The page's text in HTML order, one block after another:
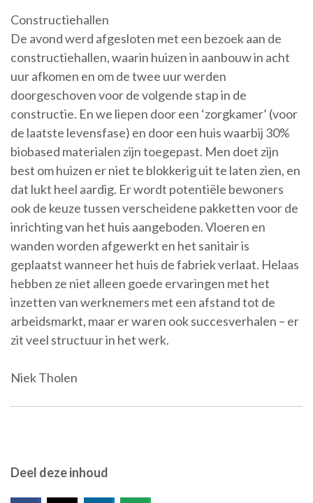
Constructiehallen
De avond werd afgesloten met een bezoek aan de
constructiehallen, waarin huizen in aanbouw in acht
uur afkomen en om de twee uur werden
doorgeschoven voor de volgende stap in de
constructie. En we liepen door een ‘zorgkamer’ (voor
de laatste levensfase) en door een huis waarbij 30%
biobased materialen zijn toegepast. Men doet zijn
best om huizen er niet te blokkerig uit te laten zien, en
dat lukt heel aardig. Er wordt potentiële bewoners
ook de keuze tussen verscheidene pakketten voor de
inrichting van het huis aangeboden. Vloeren en
wanden worden afgewerkt en het sanitair is
geplaatst wanneer het huis de fabriek verlaat. Helaas
hebben ze niet alleen goede ervaringen met het
inzetten van werknemers met een afstand tot de
arbeidsmarkt, maar er waren ook succesverhalen – er
zit veel structuur in het werk.
Niek Tholen
Deel deze inhoud